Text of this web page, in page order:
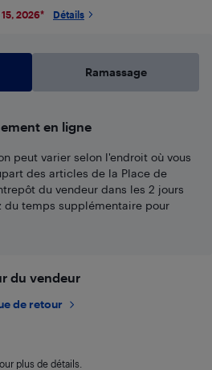
2026* Détails
Ramassage
en ligne
peut varier selon l'endroit où vous
des articles de la Place de
du vendeur dans les 2 jours
du temps supplémentaire pour
du vendeur
de retour
plus de détails.